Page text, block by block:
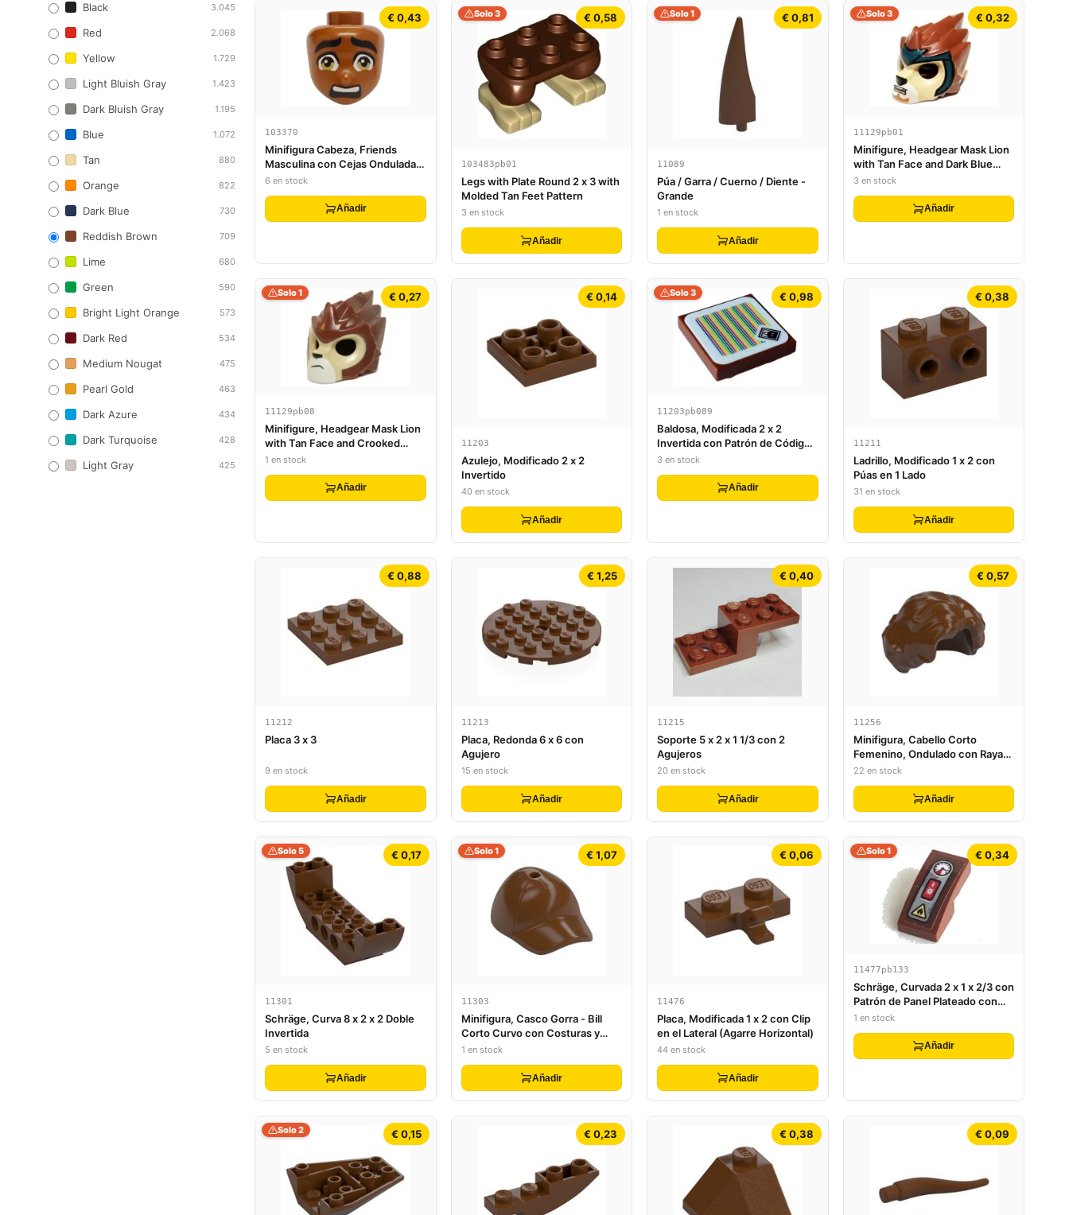
Black 3.045
Red 2.068
Yellow 1.729
Light Bluish Gray 1.423
Dark Bluish Gray 1.195
Blue 1.072
Tan 880
Orange 822
Dark Blue 730
Reddish Brown 709
Lime 680
Green 590
Bright Light Orange 573
Dark Red 534
Medium Nougat 475
Pearl Gold 463
Dark Azure 434
Dark Turquoise 428
Light Gray 425
€ 0,43
103370
Minifigura Cabeza, Friends
Masculina con Cejas Onduladas
Negras, Ojos Marrón Oscuro y
Patrón de Dientes
6 en stock
Añadir
€ 0,58
Solo 3
103483pb01
Legs with Plate Round 2 x 3 with
Molded Tan Feet Pattern
3 en stock
Añadir
€ 0,81
Solo 1
11089
Púa / Garra / Cuerno / Diente -
Grande
1 en stock
Añadir
€ 0,32
Solo 3
11129pb01
Minifigure, Headgear Mask Lion
with Tan Face and Dark Blue
Headpiece Pattern
3 en stock
Añadir
€ 0,27
Solo 1
11129pb08
Minifigure, Headgear Mask Lion
with Tan Face and Crooked
Frown Pattern
1 en stock
Añadir
€ 0,14
11203
Azulejo, Modificado 2 x 2
Invertido
40 en stock
Añadir
€ 0,98
Solo 3
11203pb089
Baldosa, Modificada 2 x 2
Invertida con Patrón de Código
Escáner Super Mario Bob-omb
3 en stock
Añadir
€ 0,38
11211
Ladrillo, Modificado 1 x 2 con
Púas en 1 Lado
31 en stock
Añadir
€ 0,88
11212
Placa 3 x 3
9 en stock
Añadir
€ 1,25
11213
Placa, Redonda 6 x 6 con
Agujero
15 en stock
Añadir
€ 0,40
11215
Soporte 5 x 2 x 1 1/3 con 2
Agujeros
20 en stock
Añadir
€ 0,57
11256
Minifigura, Cabello Corto
Femenino, Ondulado con Raya
Lateral
22 en stock
Añadir
€ 0,17
Solo 5
11301
Schräge, Curva 8 x 2 x 2 Doble
Invertida
5 en stock
Añadir
€ 1,07
Solo 1
11303
Minifigura, Casco Gorra - Bill
Corto Curvo con Costuras y
Agujero en la Parte Superior
1 en stock
Añadir
€ 0,06
11476
Placa, Modificada 1 x 2 con Clip
en el Lateral (Agarre Horizontal)
44 en stock
Añadir
€ 0,34
Solo 1
11477pb133
Schräge, Curvada 2 x 1 x 2/3 con
Patrón de Panel Plateado con
Medidor, Interruptor Rojo y
Amarillo (Pegatina) - Set 70421
1 en stock
Añadir
€ 0,15
Solo 2 € 0,23 € 0,38 € 0,09